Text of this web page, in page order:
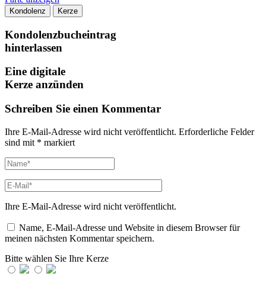
Kondolenz Kerze
Kondolenzbucheintrag
hinterlassen
Eine digitale
Kerze anzünden
Schreiben Sie einen Kommentar
Ihre E-Mail-Adresse wird nicht veröffentlicht. Erforderliche Felder
sind mit * markiert
Ihre E-Mail-Adresse wird nicht veröffentlicht.
Name, E-Mail-Adresse und Website in diesem Browser für
meinen nächsten Kommentar speichern.
Bitte wählen Sie Ihre Kerze